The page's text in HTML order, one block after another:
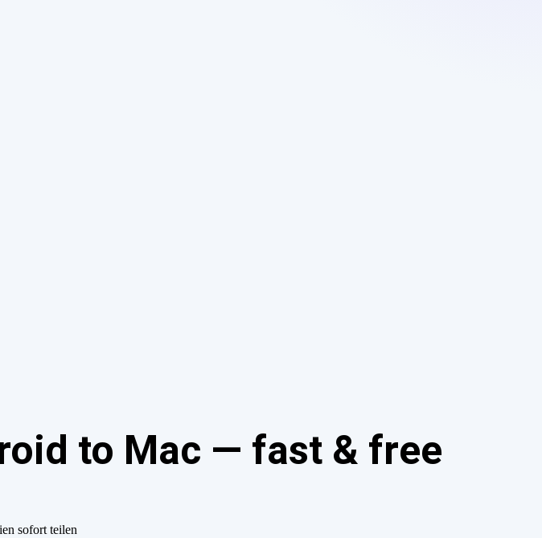
to Mac — fast & free
sofort teilen